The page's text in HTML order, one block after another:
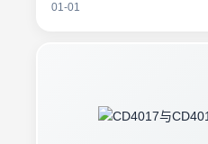
01-01